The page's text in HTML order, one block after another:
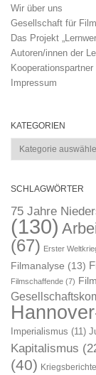
Wir über uns
Gesellschaft für
Das Projekt
Autoren/innen der
Kooperationspartner
Impressum
KATEGORIEN
Kategorien
SCHLAGWÖRTER
75 Jahre
(130)
(67) Erster
Filmanalyse (13)
Filmschaffende (7)
Imperialismus (11)
Kapitalismus
(40)